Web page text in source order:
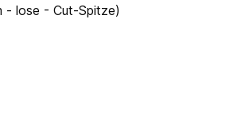
- lose - Cut-Spitze)